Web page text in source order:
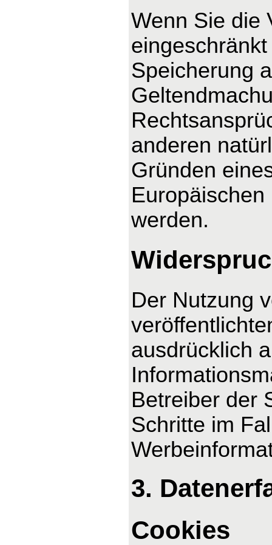
Wenn Sie die
Speicherung
anderen
Gründen
werden.
Der Nutzung
ausdrücklich
Betreiber der
Schritte im
3.
Cookies